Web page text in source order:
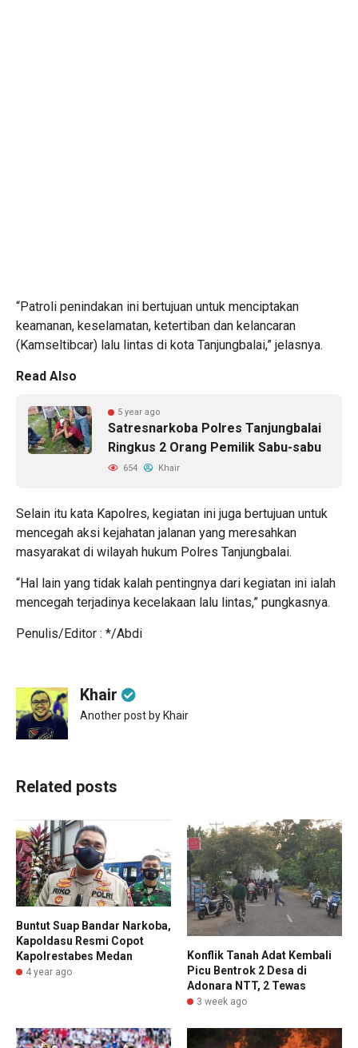
“Patroli penindakan ini bertujuan untuk menciptakan
keamanan, keselamatan, ketertiban dan kelancaran
(Kamseltibcar) lalu lintas di kota Tanjungbalai,” jelasnya.
Read Also
5 year ago
Satresnarkoba Polres Tanjungbalai
Ringkus 2 Orang Pemilik Sabu-sabu
654 Khair
Selain itu kata Kapolres, kegiatan ini juga bertujuan untuk
mencegah aksi kejahatan jalanan yang meresahkan
masyarakat di wilayah hukum Polres Tanjungbalai.
“Hal lain yang tidak kalah pentingnya dari kegiatan ini ialah
mencegah terjadinya kecelakaan lalu lintas,” pungkasnya.
Penulis/Editor : */Abdi
Khair
Another post by Khair
Related posts
Buntut Suap Bandar Narkoba,
Kapoldasu Resmi Copot
Kapolrestabes Medan
4 year ago
Konflik Tanah Adat Kembali
Picu Bentrok 2 Desa di
Adonara NTT, 2 Tewas
3 week ago